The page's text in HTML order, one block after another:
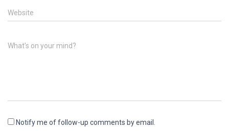
Website
What's on your mind?
Notify me of follow-up comments by email.